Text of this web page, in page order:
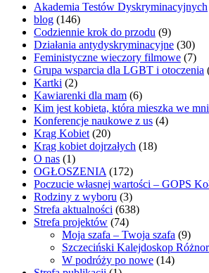
Akademia Testów Dyskryminacyjnych
blog (146)
Codziennie krok do przodu (9)
Działania antydyskryminacyjne (30)
Feministyczne wieczory filmowe (7)
Grupa wsparcia dla LGBT i otoczenia
Kartki (2)
Kawiarenki dla mam (6)
Kim jest kobieta, która mieszka we
Konferencje naukowe z us (4)
Krąg Kobiet (20)
Krąg kobiet dojrzałych (18)
O nas (1)
OGŁOSZENIA (172)
Poczucie własnej wartości – GOPS
Rodziny z wyboru (3)
Strefa aktualności (638)
Strefa projektów (74)
Moja szafa – Twoja szafa (9)
Szczeciński Kalejdoskop
W podróży po nowe (14)